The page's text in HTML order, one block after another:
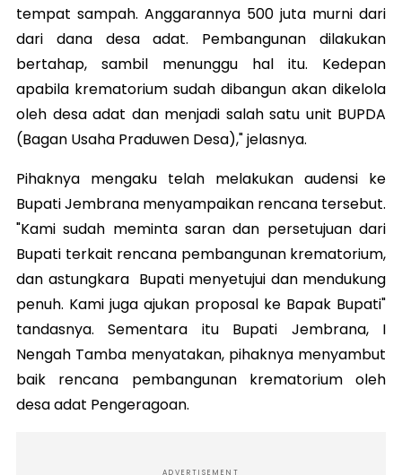
tempat sampah. Anggarannya 500 juta murni dari
dari dana desa adat. Pembangunan dilakukan
bertahap, sambil menunggu hal itu. Kedepan
apabila krematorium sudah dibangun akan dikelola
oleh desa adat dan menjadi salah satu unit BUPDA
(Bagan Usaha Praduwen Desa)," jelasnya.
Pihaknya mengaku telah melakukan audensi ke
Bupati Jembrana menyampaikan rencana tersebut.
"Kami sudah meminta saran dan persetujuan dari
Bupati terkait rencana pembangunan krematorium,
dan astungkara Bupati menyetujui dan mendukung
penuh. Kami juga ajukan proposal ke Bapak Bupati"
tandasnya. Sementara itu Bupati Jembrana, I
Nengah Tamba menyatakan, pihaknya menyambut
baik rencana pembangunan krematorium oleh
desa adat Pengeragoan.
ADVERTISEMENT